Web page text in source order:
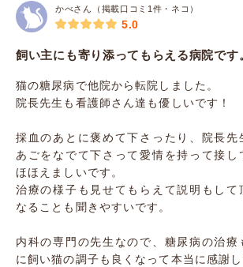
かべさん（掲載口コミ1件・ネコ）
5.0
飼い主にも寄り添ってもらえる病院です
猫の糖尿病で他院から転院しました。
院長先生も看護師さん達も優しいです！
採血のあとに褒めて下さったり、院長先
あごをなでて下さって愛情を持って接し
ほほえましいです。
治療の様子も見せてもらえて説明もして
なることも聞きやすいです。
内科の専門の先生なので、糖尿病の治療
に飼い猫の調子も良くなって本当に感謝し